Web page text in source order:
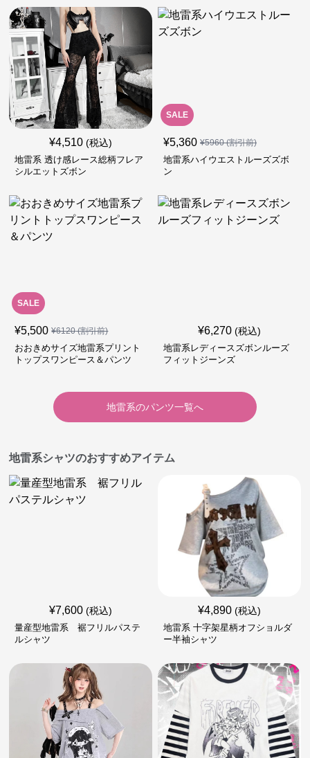
¥4,510 (税込)
地雷系 透け感レース総柄フレア
シルエットズボン
SALE
¥5,360 ¥5960(割引前)
地雷系ハイウエストルーズズボ
ン
SALE
¥5,500 ¥6120(割引前)
おおきめサイズ地雷系プリント
トップスワンピース＆パンツ
¥6,270 (税込)
地雷系レディースズボンルーズ
フィットジーンズ
地雷系のパンツ一覧へ
地雷系シャツのおすすめアイテム
¥7,600 (税込)
量産型地雷系 裾フリルパステ
ルシャツ
¥4,890 (税込)
地雷系 十字架星柄オフショルダ
ー半袖シャツ